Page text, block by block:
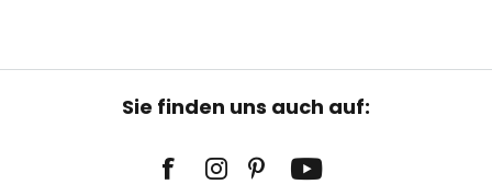
Sie finden uns auch auf: